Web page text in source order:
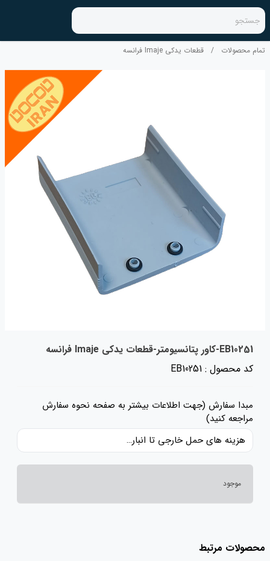
جستجو
تمام محصولات / قطعات یدکی Imaje فرانسه
EB10251-کاور پتانسیومتر-قطعات یدکی Imaje فرانسه
کد محصول : EB10251
مبدا سفارش (جهت اطلاعات بیشتر به صفحه نحوه سفارش
مراجعه کنید)
هزینه های حمل خارجی تا انبار ایران، حقوق گمرکی و عوارض و مالیات و سایر هزینه های کالا به قیمت ریالی کالا اضافه شده است و حمل داخلی رایگان می باشد.
موجود
محصولات مرتبط